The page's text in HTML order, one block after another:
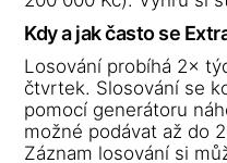
Kdy a jak často se
Losování probíhá 2×
čtvrtek. Slosování se
pomocí generátoru
možné podávat až do
Záznam losování si